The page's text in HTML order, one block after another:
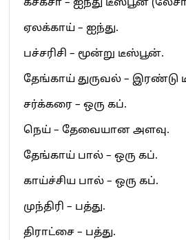
கசகசா – ஐந்து டீஸ்பூன்
ஏலக்காய் – ஐந்து.
பச்சரிசி – மூன்று டீஸ்பூன்.
தேங்காய் துருவல் – இரண்டு
சர்க்கரை – ஒரு கப்.
நெய் – தேவையான அளவு.
தேங்காய் பால் – ஒரு கப்.
காய்ச்சிய பால் – ஒரு கப்.
முந்திரி – பத்து.
திராட்சை – பத்து.